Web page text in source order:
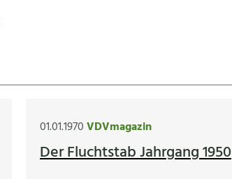
01.01.1970VDVmagazin
Der Fluchtstab Jahrgang 1950